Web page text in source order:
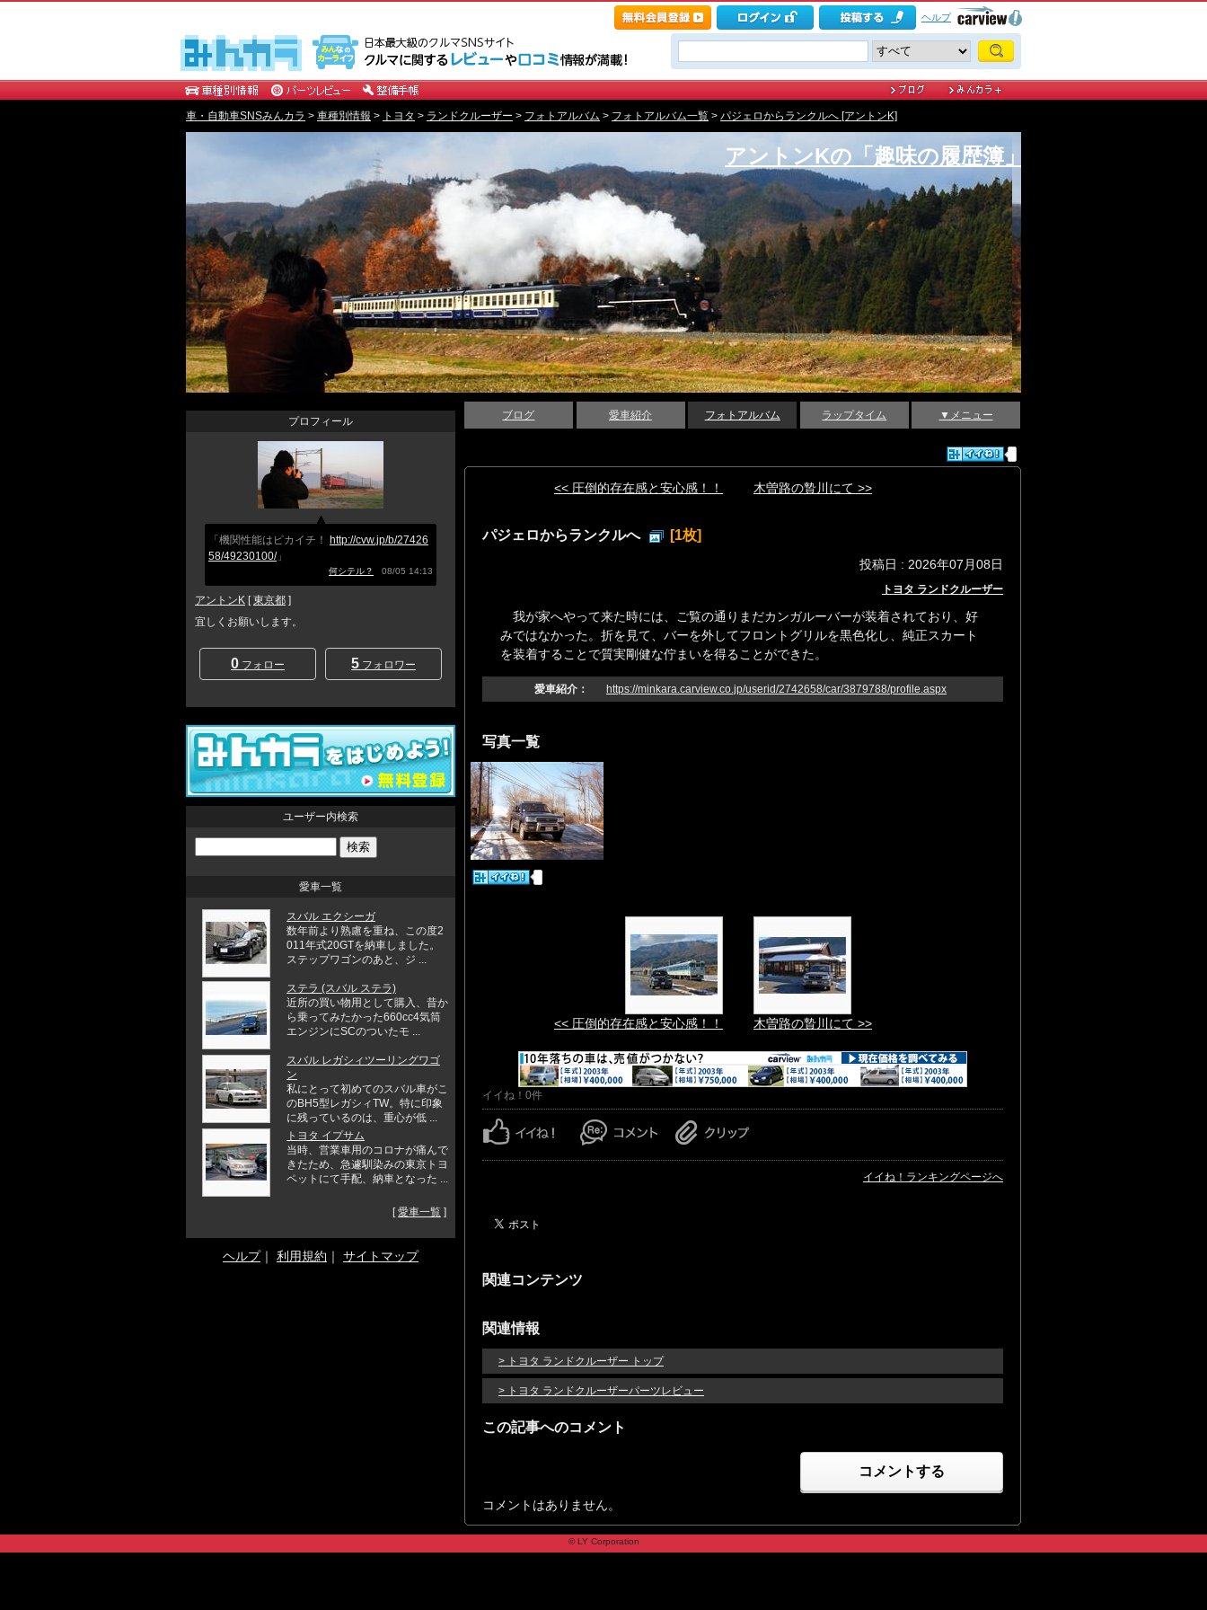
ヘルプ
車・自動車SNSみんカラ > 車種別情報 > トヨタ > ランドクルーザー > フォトアルバム > フォトアルバム一覧 > パジェロからランクルへ [アントンK]
アントンKの「趣味の履歴簿」
ブログ 愛車紹介 フォトアルバム ラップタイム ▼メニュー
<< 圧倒的存在感と安心感！！ 木曽路の贄川にて >>
パジェロからランクルへ [1枚]
投稿日 : 2026年07月08日
トヨタ ランドクルーザー
我が家へやって来た時には、ご覧の通りまだカンガルーバーが装着されており、好
みではなかった。折を見て、バーを外してフロントグリルを黒色化し、純正スカート
を装着することで質実剛健な佇まいを得ることができた。
愛車紹介： https://minkara.carview.co.jp/userid/2742658/car/3879788/profile.aspx
写真一覧
<< 圧倒的存在感と安心感！！ 木曽路の贄川にて >>
イイね！0件
イイね！ランキングページへ
関連コンテンツ
関連情報
> トヨタ ランドクルーザー トップ
> トヨタ ランドクルーザーパーツレビュー
この記事へのコメント
コメントする
コメントはありません。
プロフィール
「機関性能はピカイチ！
http://cvw.jp/b/27426
58/49230100/」
何シテル？ 08/05 14:13
アントンK [東京都 ]
宜しくお願いします。
0 フォロー 5 フォロワー
ユーザー内検索
愛車一覧
スバル エクシーガ
数年前より熟慮を重ね、この度2
011年式20GTを納車しました。
ステップワゴンのあと、ジ ...
ステラ (スバル ステラ)
近所の買い物用として購入、昔か
ら乗ってみたかった660cc4気筒
エンジンにSCのついたモ ...
スバル レガシィツーリングワゴ
ン
私にとって初めてのスバル車がこ
のBH5型レガシィTW。特に印象
に残っているのは、重心が低 ...
トヨタ イプサム
当時、営業車用のコロナが痛んで
きたため、急遽馴染みの東京トヨ
ペットにて手配、納車となった ...
[愛車一覧 ]
ヘルプ｜ 利用規約 ｜ サイトマップ
© LY Corporation